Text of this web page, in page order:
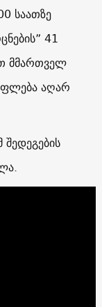
საათზე
41
მმართველ
აღარ